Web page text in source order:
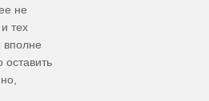
не
тех
вполне